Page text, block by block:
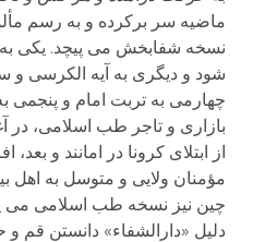
ماضیه سر برکرده و به رسم
نسخه شفابخش می پیچد. یکی
شود و دیگری به آیه الکرسی
چهارمی به تربت امام و پنجمی
بازاری و تاجر طب اسلامی،
از ابتلای کرونا در امانند و بعد،
مؤمنان ولایی و متوسل به اهل
چین نیز نسخه طب اسلامی می
دلیل «دارالشفاء» دانستن قم